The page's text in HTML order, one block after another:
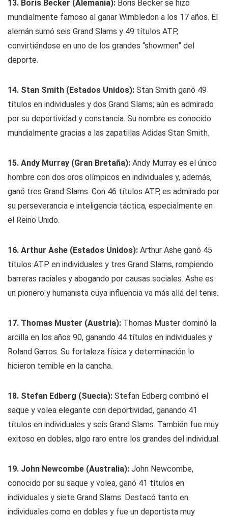
13. Boris Becker (Alemania): Boris Becker se hizo
mundialmente famoso al ganar Wimbledon a los 17 años. El
alemán sumó seis Grand Slams y 49 títulos ATP,
convirtiéndose en uno de los grandes “showmen” del
deporte.
14. Stan Smith (Estados Unidos): Stan Smith ganó 49
títulos en individuales y dos Grand Slams; aún es admirado
por su deportividad y constancia. Su nombre es conocido
mundialmente gracias a las zapatillas Adidas Stan Smith.
15. Andy Murray (Gran Bretaña): Andy Murray es el único
hombre con dos oros olímpicos en individuales y, además,
ganó tres Grand Slams. Con 46 títulos ATP, es admirado por
su perseverancia e inteligencia táctica, especialmente en
el Reino Unido.
16. Arthur Ashe (Estados Unidos): Arthur Ashe ganó 45
títulos ATP en individuales y tres Grand Slams, rompiendo
barreras raciales y abogando por causas sociales. Ashe es
un pionero y humanista cuya influencia va más allá del tenis.
17. Thomas Muster (Austria): Thomas Muster dominó la
arcilla en los años 90, ganando 44 títulos en individuales y
Roland Garros. Su fortaleza física y determinación lo
hicieron temible en la cancha.
18. Stefan Edberg (Suecia): Stefan Edberg combinó el
saque y volea elegante con deportividad, ganando 41
títulos en individuales y seis Grand Slams. También fue muy
exitoso en dobles, algo raro entre los grandes del individual.
19. John Newcombe (Australia): John Newcombe,
conocido por su saque y volea, ganó 41 títulos en
individuales y siete Grand Slams. Destacó tanto en
individuales como en dobles y fue un deportista muy